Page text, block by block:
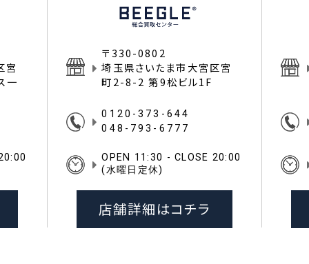
宮
一
〒330-0802
埼玉県さいたま市大宮区宮
町2-8-2 第9松ビル1F
0120-373-644
048-793-6777
OPEN 11:30 - CLOSE 20:00
(水曜日定休)
店舗詳細はコチラ